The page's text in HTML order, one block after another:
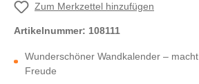
Zum Merkzettel hinzufügen
Artikelnummer: 108111
Wunderschöner Wandkalender –
Freude